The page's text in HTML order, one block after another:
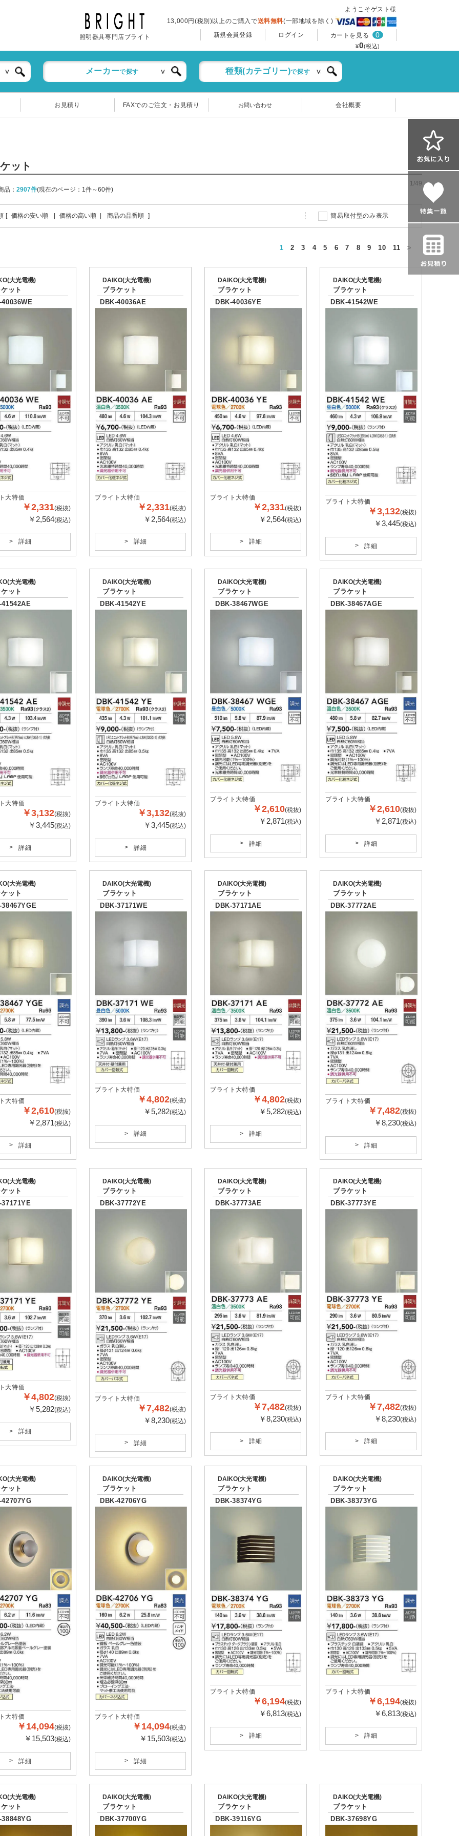
照明器具専門店ブライト
ようこそゲスト様
13,000円(税別)以上のご購入で送料無料(一部地域を除く)
新規会員登録
ログイン カートを見る 0
¥0(税込)
メーカーで探す 種類(カテゴリー)で探す
お見積り FAXでのご注文・お見積り お問い合わせ 会社概要
ット
品： 2907件(現在のページ：1件～60件)
1/49
[価格の安い順 価格の高い順| 商品の品番順 ] 簡易取付型のみ表示
1 2 3 4 5 6 7 8 9 10 11 >
大光電機)
ット
大特価
￥2,331(税抜)
￥2,564(税込)
詳細
DAIKO(大光電機)
ブラケット
DBK-40036AE
ブライト大特価
￥2,331(税抜)
￥2,564(税込)
詳細
DAIKO(大光電機)
ブラケット
DBK-40036YE
ブライト大特価
￥2,331(税抜)
￥2,564(税込)
詳細
DAIKO(大光電機)
ブラケット
DBK-41542WE
ブライト大特価
￥3,132(税抜)
￥3,445(税込)
詳細
大光電機)
ット
41542AE
大特価
￥3,132(税抜)
￥3,445(税込)
詳細
DAIKO(大光電機)
ブラケット
DBK-41542YE
ブライト大特価
￥3,132(税抜)
￥3,445(税込)
詳細
DAIKO(大光電機)
ブラケット
DBK-38467WGE
ブライト大特価
￥2,610(税抜)
￥2,871(税込)
詳細
DAIKO(大光電機)
ブラケット
DBK-38467AGE
ブライト大特価
￥2,610(税抜)
￥2,871(税込)
詳細
大光電機)
ット
38467YGE
大特価
￥2,610(税抜)
￥2,871(税込)
詳細
DAIKO(大光電機)
ブラケット
DBK-37171WE
ブライト大特価
￥4,802(税抜)
￥5,282(税込)
詳細
DAIKO(大光電機)
ブラケット
DBK-37171AE
ブライト大特価
￥4,802(税抜)
￥5,282(税込)
詳細
DAIKO(大光電機)
ブラケット
DBK-37772AE
ブライト大特価
￥7,482(税抜)
￥8,230(税込)
詳細
大光電機)
ット
37171YE
大特価
￥4,802(税抜)
￥5,282(税込)
詳細
DAIKO(大光電機)
ブラケット
DBK-37772YE
ブライト大特価
￥7,482(税抜)
￥8,230(税込)
詳細
DAIKO(大光電機)
ブラケット
DBK-37773AE
ブライト大特価
￥7,482(税抜)
￥8,230(税込)
詳細
DAIKO(大光電機)
ブラケット
DBK-37773YE
ブライト大特価
￥7,482(税抜)
￥8,230(税込)
詳細
大光電機)
ット
42707YG
大特価
￥14,094(税抜)
￥15,503(税込)
詳細
DAIKO(大光電機)
ブラケット
DBK-42706YG
ブライト大特価
￥14,094(税抜)
￥15,503(税込)
詳細
DAIKO(大光電機)
ブラケット
DBK-38374YG
ブライト大特価
￥6,194(税抜)
￥6,813(税込)
詳細
DAIKO(大光電機)
ブラケット
DBK-38373YG
ブライト大特価
￥6,194(税抜)
￥6,813(税込)
詳細
大光電機)
ット
38848YG
DAIKO(大光電機)
ブラケット
DBK-37700YG
DAIKO(大光電機)
ブラケット
DBK-39116YG
DAIKO(大光電機)
ブラケット
DBK-37698YG